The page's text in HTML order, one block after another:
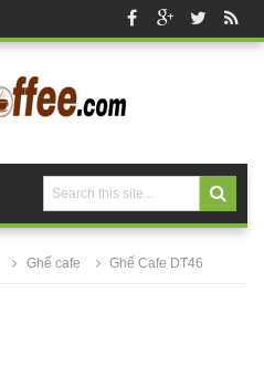
Ghế cafe Ghế Cafe DT46